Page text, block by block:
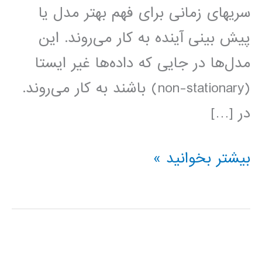
سریهای زمانی برای فهم بهتر مدل یا
پیش بینی آینده به کار می‌روند. این
مدل‌ها در جایی که داده‌ها غیر ایستا
(non-stationary) باشند به کار می‌روند.
در […]
فیلم
فارسی
بیشتر بخوانید »